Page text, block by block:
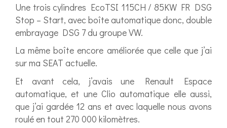
Une trois cylindres EcoTSI 115CH / 85KW FR DSG
Stop – Start, avec boîte automatique donc, double
embrayage DSG 7 du groupe VW.
La même boîte encore améliorée que celle que j’ai
sur ma SEAT actuelle.
Et avant cela, j’avais une Renault Espace
automatique, et une Clio automatique elle aussi,
que j’ai gardée 12 ans et avec laquelle nous avons
roulé en tout 270 000 kilomètres.